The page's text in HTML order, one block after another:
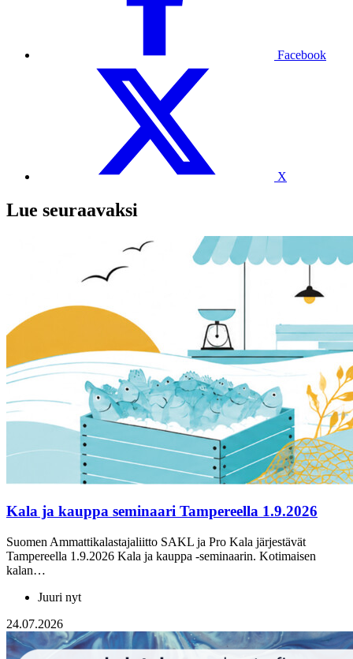
Facebook
X
Lue seuraavaksi
Kala ja kauppa seminaari Tampereella 1.9.2026
Suomen Ammattikalastajaliitto SAKL ja Pro Kala järjestävät
Tampereella 1.9.2026 Kala ja kauppa -seminaarin. Kotimaisen
kalan…
Juuri nyt
24.07.2026